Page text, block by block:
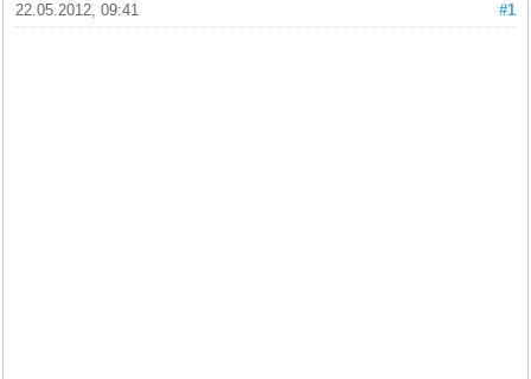
#1
22.05.2012, 09:41